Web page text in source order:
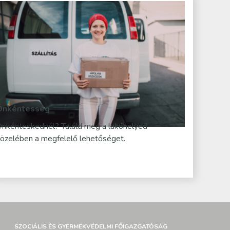
Találd meg a lakóhelyed
a megfelelő lehetőséget.
SZOCIÁLIS ÉS GYERMEKVÉDELMI FŐIGAZGATÓSÁG